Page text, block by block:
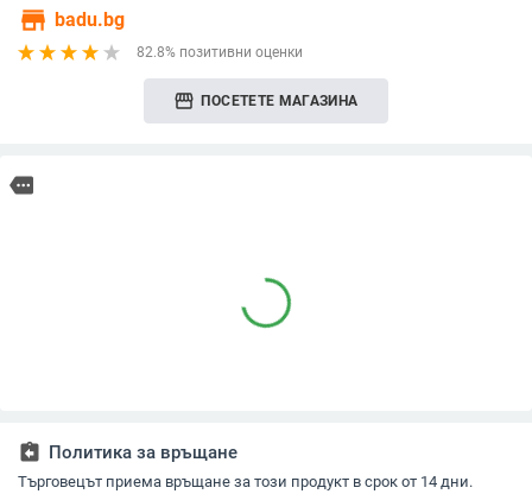
store badu.bg
82.8% позитивни оценки
storefront ПОСЕТЕТЕ МАГАЗИНА
more
assignment_return Политика за връщане
Търговецът приема връщане за този продукт в срок от 14 дни.